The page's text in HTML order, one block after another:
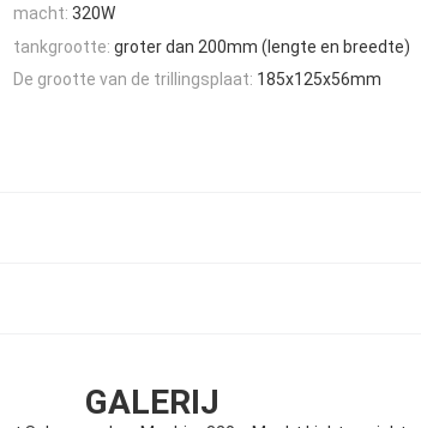
macht: 320W
tankgrootte: groter dan 200mm (lengte en breedte)
De grootte van de trillingsplaat: 185x125x56mm
GALERIJ